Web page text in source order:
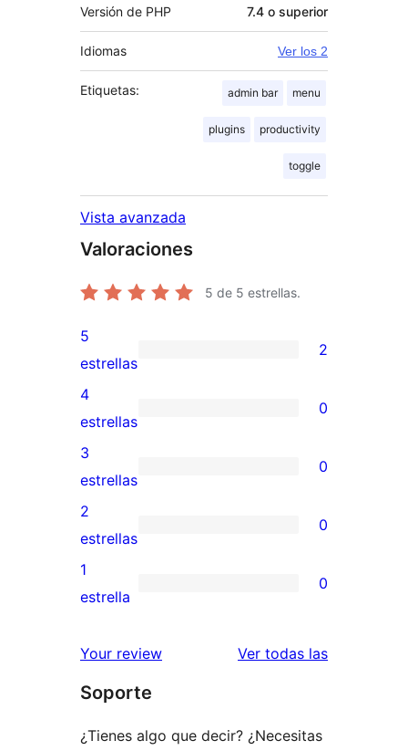
Versión de PHP 7.4 o superior
Idiomas Ver los 2
Etiquetas: admin bar menu
plugins productivity
toggle
Vista avanzada
Valoraciones
5 de 5 estrellas.
2
valoraciones
de
5
estrellas
5
estrellas
2
0
valoraciones
de
4
estrellas
4
estrellas
0
0
valoraciones
de
3
estrellas
3
estrellas
0
0
valoraciones
de
estrellas
2
estrellas
0
0
de
estrellas
1
estrella
0
Your review Ver todas las
Soporte
¿Tienes algo que decir? ¿Necesitas